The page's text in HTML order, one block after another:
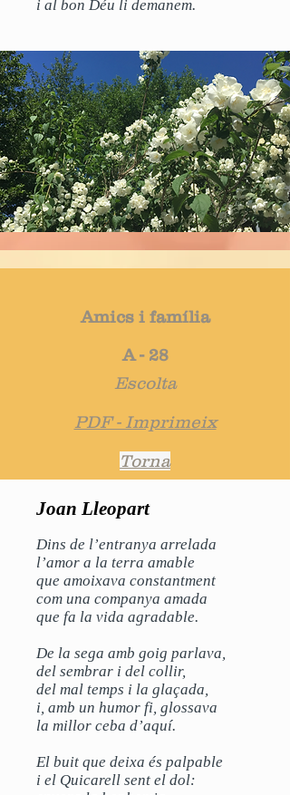
i al bon Déu li demanem.
Amics i família
A - 28
Escolta
PDF - Imprimeix
Torna
Joan Lleopart
Dins de l’entranya arrelada
l’amor a la terra amable
que amoixava constantment
com una companya amada
que fa la vida agradable.
De la sega amb goig parlava,
del sembrar i del collir,
del mal temps i la glaçada,
i, amb un humor fi, glossava
la millor ceba d’aquí.
El buit que deixa és palpable
i el Quicarell sent el dol: